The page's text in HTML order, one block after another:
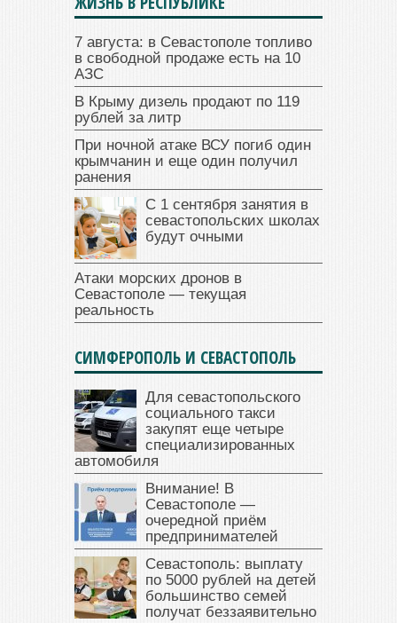
7 августа: в Севастополе топливо
в свободной продаже есть на 10
АЗС
В Крыму дизель продают по 119
рублей за литр
При ночной атаке ВСУ погиб один
крымчанин и еще один получил
ранения
С 1 сентября занятия в
севастопольских школах
будут очными
Атаки морских дронов в
Севастополе — текущая
реальность
СИМФЕРОПОЛЬ И СЕВАСТОПОЛЬ
Для севастопольского
социального такси
закупят еще четыре
специализированных
автомобиля
Внимание! В
Севастополе —
очередной приём
предпринимателей
Севастополь: выплату
по 5000 рублей на детей
большинство семей
получат беззаявительно